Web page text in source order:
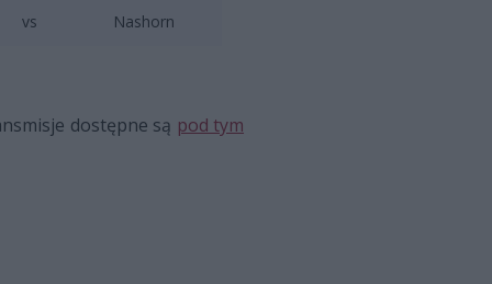
vs Nashorn
dostępne są pod tym